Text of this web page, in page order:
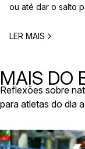
ou até dar o salto
planear. Entre a
LER MAIS
MAIS DO
Reflexões sobre
para atletas do dia